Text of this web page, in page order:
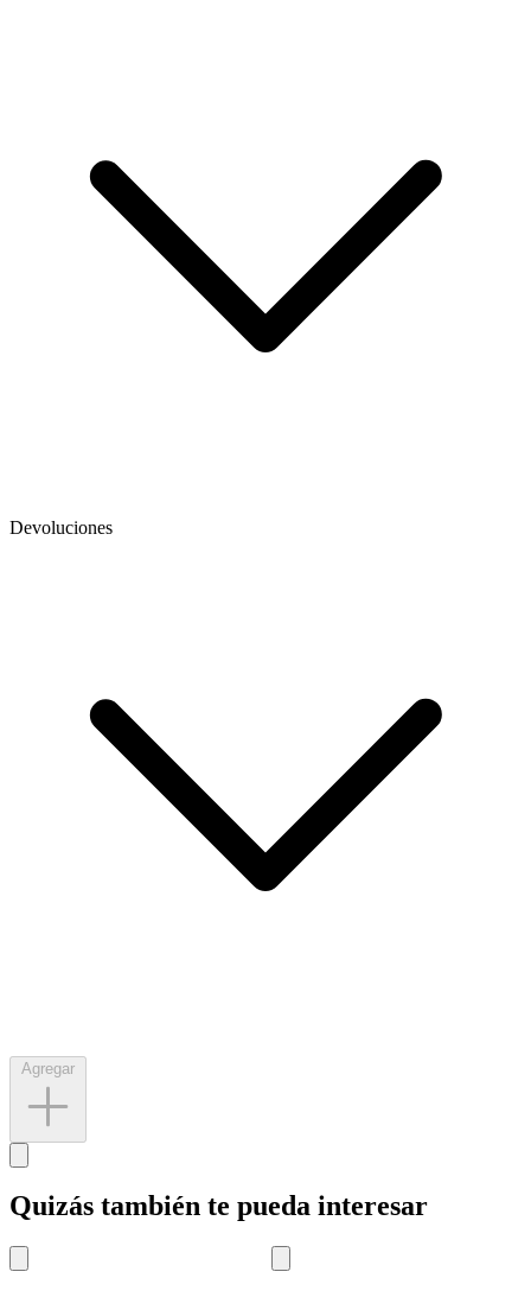
Devoluciones
Quizás también te pueda interesar